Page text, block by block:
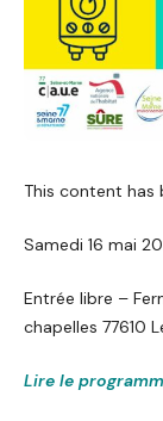
This content has
Samedi 16 mai
Entrée libre –
chapelles 77610
Lire le